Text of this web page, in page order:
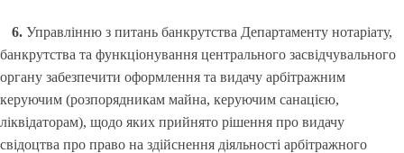
6. Управлінню з питань банкрутства Департаменту нотаріату,
банкрутства та функціонування центрального засвідчувального
органу забезпечити оформлення та видачу арбітражним
керуючим (розпорядникам майна, керуючим санацією,
ліквідаторам), щодо яких прийнято рішення про видачу
свідоцтва про право на здійснення діяльності арбітражного